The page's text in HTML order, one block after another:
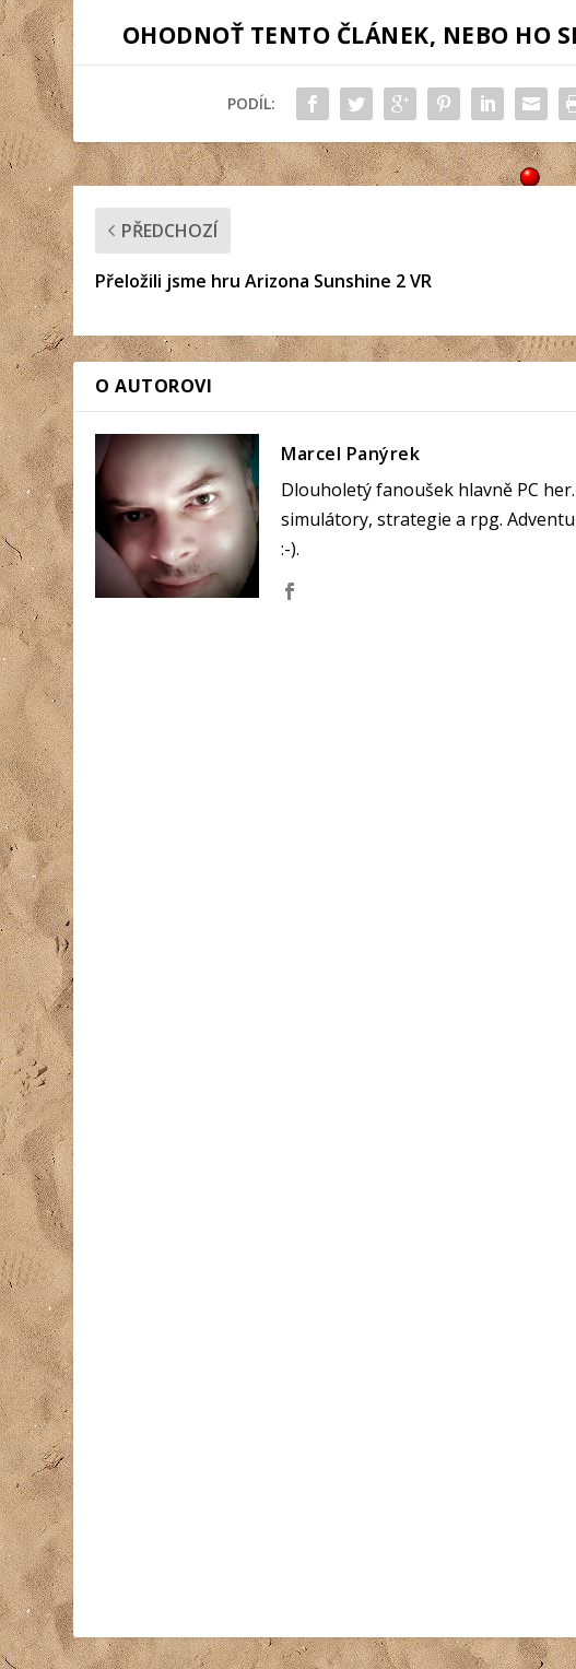
OHODNOŤ TENTO ČLÁNEK, NEBO HO
PODÍL:
PŘEDCHOZÍ
Přeložili jsme hru Arizona Sunshine 2 VR
O AUTOROVI
Marcel Panýrek
Dlouholetý fanoušek hlavně PC
simulátory, strategie a rpg.
:-).